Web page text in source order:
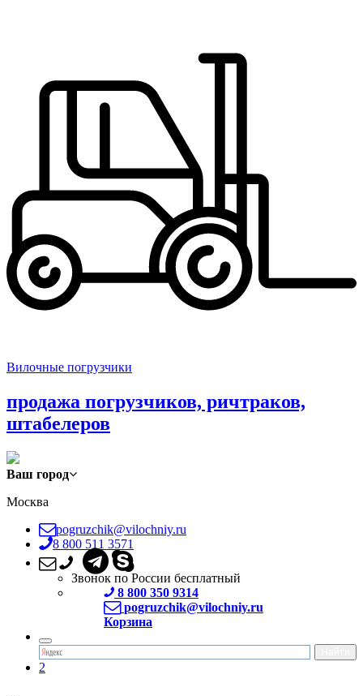
Вилочные погрузчики
продажа погрузчиков, ричтраков,
штабелеров
Ваш город
Москва
pogruzchik@vilochniy.ru
8 800 511 3571
Звонок по России бесплатный
8 800 350 9314
pogruzchik@vilochniy.ru
Корзина
2